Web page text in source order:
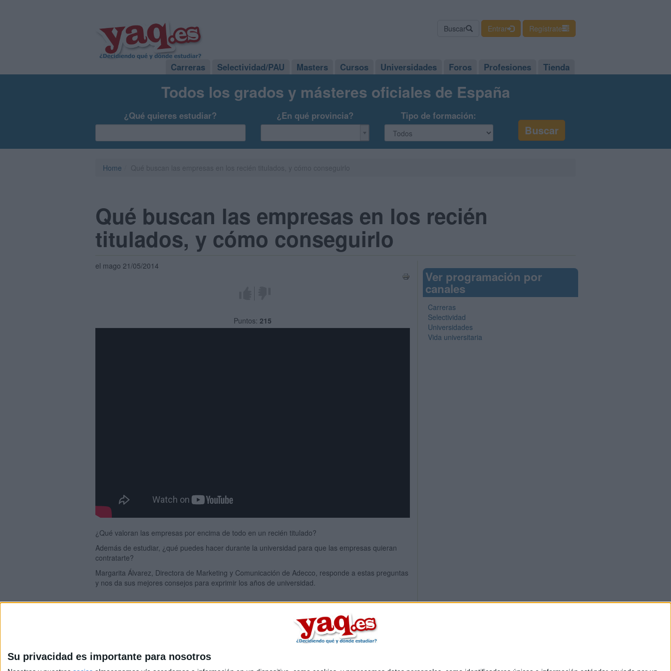
Su privacidad es importante para nosotros
Buscar Entrar Regístrate
Carreras Selectividad/PAU Masters Cursos Universidades Foros Profesiones Tienda
Todos los grados y másteres oficiales de España
¿Qué quieres estudiar? ¿En qué provincia? Tipo de formación:
Home
Qué buscan las empresas en los recién
titulados, y cómo conseguirlo
el mago 21/05/2014
Puntos:215
¿Qué valoran las empresas por encima de todo en un recién titulado?
Además de estudiar, ¿qué puedes hacer durante la universidad para que las empresas quieran
contratarte?
Margarita Álvarez, Directora de Marketing y Comunicación de Adecco, responde a estas preguntas
y nos da sus mejores consejos para exprimir los años de universidad.
Ver programación por
canales
Carreras
Selectividad
Universidades
Vida universitaria